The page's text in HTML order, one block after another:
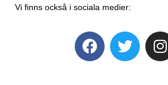
Vi finns också i sociala medier: